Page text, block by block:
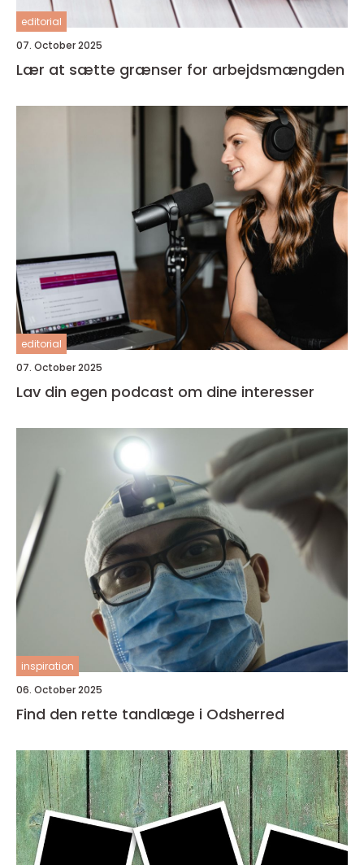
editorial
07. October 2025
Lær at sætte grænser for arbejdsmængden
editorial
07. October 2025
Lav din egen podcast om dine interesser
inspiration
06. October 2025
Find den rette tandlæge i Odsherred